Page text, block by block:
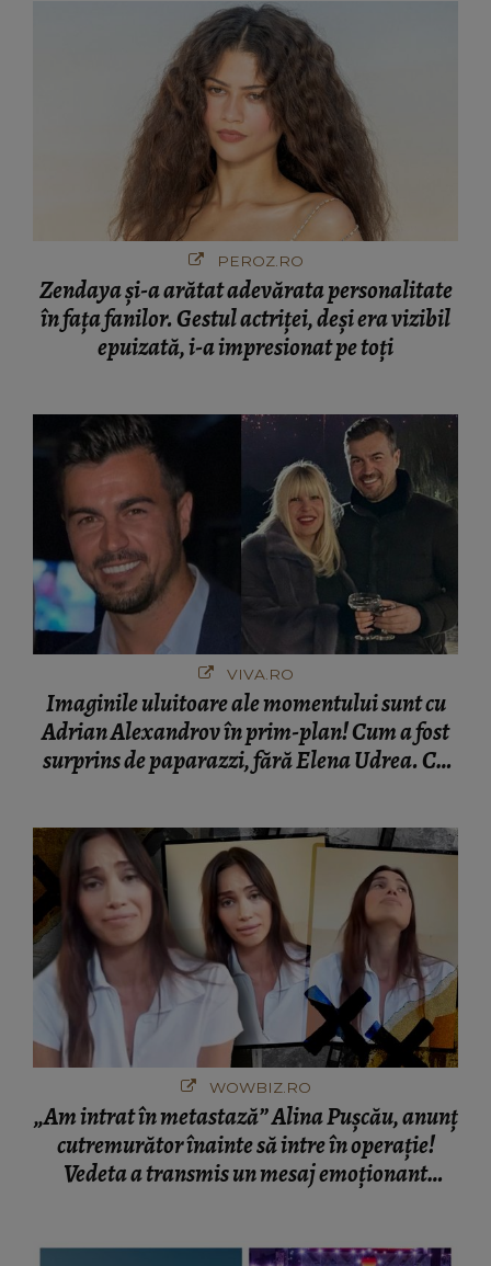
PEROZ.RO
Zendaya și-a arătat adevărata personalitate
în fața fanilor. Gestul actriței, deși era vizibil
epuizată, i-a impresionat pe toți
VIVA.RO
Imaginile uluitoare ale momentului sunt cu
Adrian Alexandrov în prim-plan! Cum a fost
surprins de paparazzi, fără Elena Udrea. Cu
WOWBIZ.RO
„Am intrat în metastază” Alina Pușcău, anunț
cutremurător înainte să intre în operație!
Vedeta a transmis un mesaj emoționant